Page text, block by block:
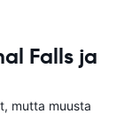
Falls ja
mutta muusta